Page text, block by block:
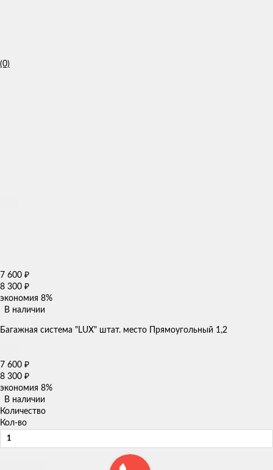
(0)
7 600 ₽
8 300 ₽
экономия 8%
В наличии
Багажная система "LUX" штат. место Прямоугольный 1,2
7 600 ₽
8 300 ₽
экономия 8%
В наличии
Количество
Кол-во